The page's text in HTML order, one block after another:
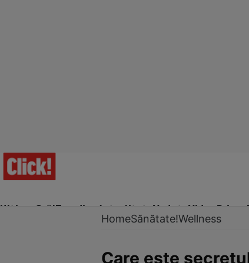
Ultima Oră!Trending Actualitate Vedete Video Prime
HomeSănătate!Wellness
Care este